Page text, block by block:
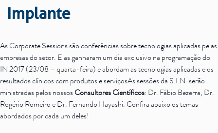
Implante
As Corporate Sessions são conferências sobre tecnologias aplicadas pelas
empresas do setor. Elas ganharam um dia exclusivo na programação do
IN 2017 (23/08 – quarta-feira) e abordam as tecnologias aplicadas e os
resultados clínicos com produtos e serviçosAs sessões da S.I.N. serão
ministradas pelos nossos Consultores Científicos: Dr. Fábio Bezerra, Dr.
Rogério Romeiro e Dr. Fernando Hayashi. Confira abaixo os temas
abordados por cada um deles!